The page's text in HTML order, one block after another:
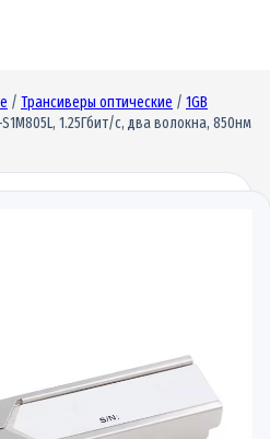
/ Трансиверы оптические / 1GB
1.25Гбит/c, два волокна, 850нм